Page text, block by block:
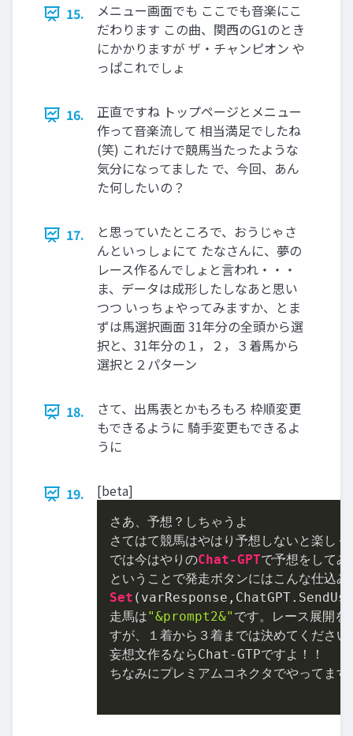
15.
メニュー画面でも ここでも音楽にこ
だわります この曲、関西のG1のとき
にかかりますが ザ・チャンピオン や
っぱこれでしょ
16.
正直ですね トップページとメニュー
作って音楽流して 相当満足でしたね
(笑) これだけで競馬当たったような
気分になってました で、今回、あん
た何したいの？
17.
と思っていたところで、おうじゃさ
んといっしょにて たなさんに、夢の
レース作るんでしょと言われ・・・
ま、データは成形したしなあと思い
つつ いっちょやってみますか、とま
ずは馬選択画面 31年分の全頭から選
択と、31年分の１，２，３着馬から
選択と２パターン
18.
さて、出馬表とかもろもろ 枠順変更
もできるように 騎手変更もできるよ
うに
19. [beta]
さあ、予想？しちゃうよ
さてはて競馬はやはり予想しないと楽し
では今はやりのChat-GPTで予想をして
Set
走馬は"&prompt2&" です。レース展開
すが、１着から３着までは決めてください
妄想文作るならChat-GTPですよ！！
ちなみにプレミアムコネクタでやってます